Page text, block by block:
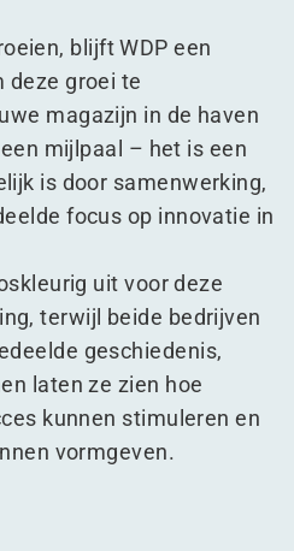
blijft WDP een
deze groei te
magazijn in de haven
mijlpaal – het is een
is door samenwerking,
focus op innovatie in
uit voor deze
terwijl beide bedrijven
geschiedenis,
laten ze zien hoe
kunnen stimuleren en
vormgeven.